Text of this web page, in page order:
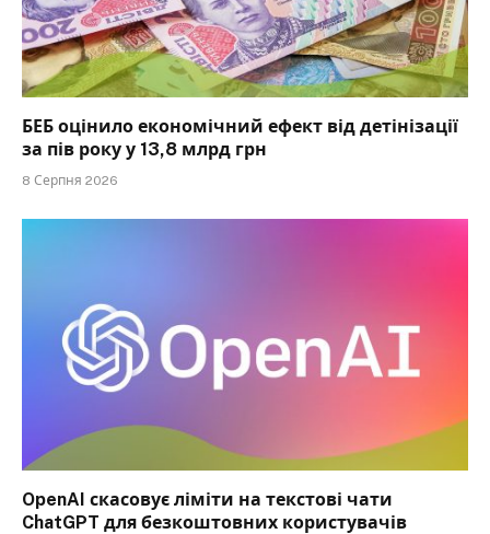
БЕБ оцінило економічний ефект від детінізації
за пів року у 13,8 млрд грн
8 Серпня 2026
OpenAI скасовує ліміти на текстові чати
ChatGPT для безкоштовних користувачів